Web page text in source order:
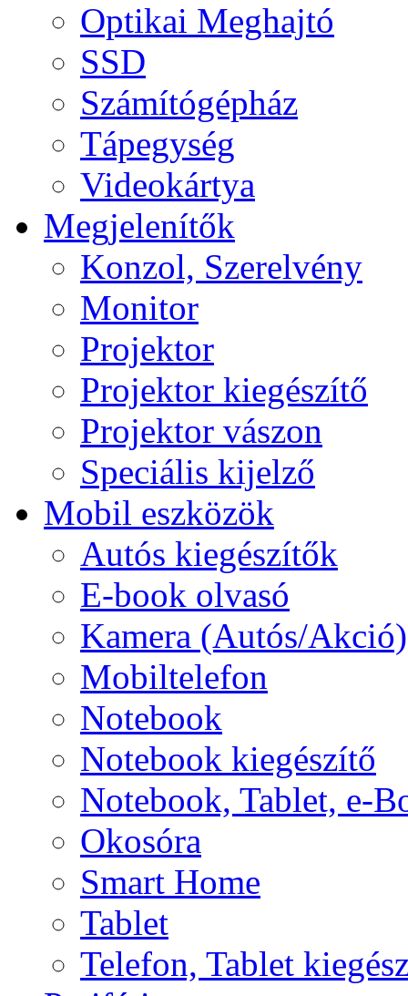
Optikai Meghajtó
SSD
Számítógépház
Tápegység
Videokártya
Megjelenítők
Konzol, Szerelvény
Monitor
Projektor
Projektor kiegészítő
Projektor vászon
Speciális kijelző
Mobil eszközök
Autós kiegészítők
E-book olvasó
Kamera (Autós/Akció)
Mobiltelefon
Notebook
Notebook kiegészítő
Notebook, Tablet, e-
Okosóra
Smart Home
Tablet
Telefon, Tablet